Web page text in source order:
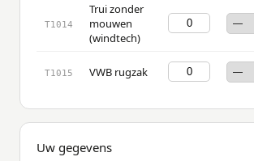
T1014
Trui zonder
mouwen
(windtech)
T1015 VWB rugzak
Uw gegevens